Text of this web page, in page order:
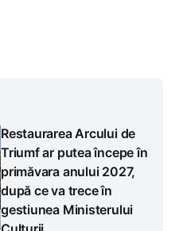
Restaurarea Arcului de
Triumf ar putea începe în
primăvara anului 2027,
după ce va trece în
gestiunea Ministerului